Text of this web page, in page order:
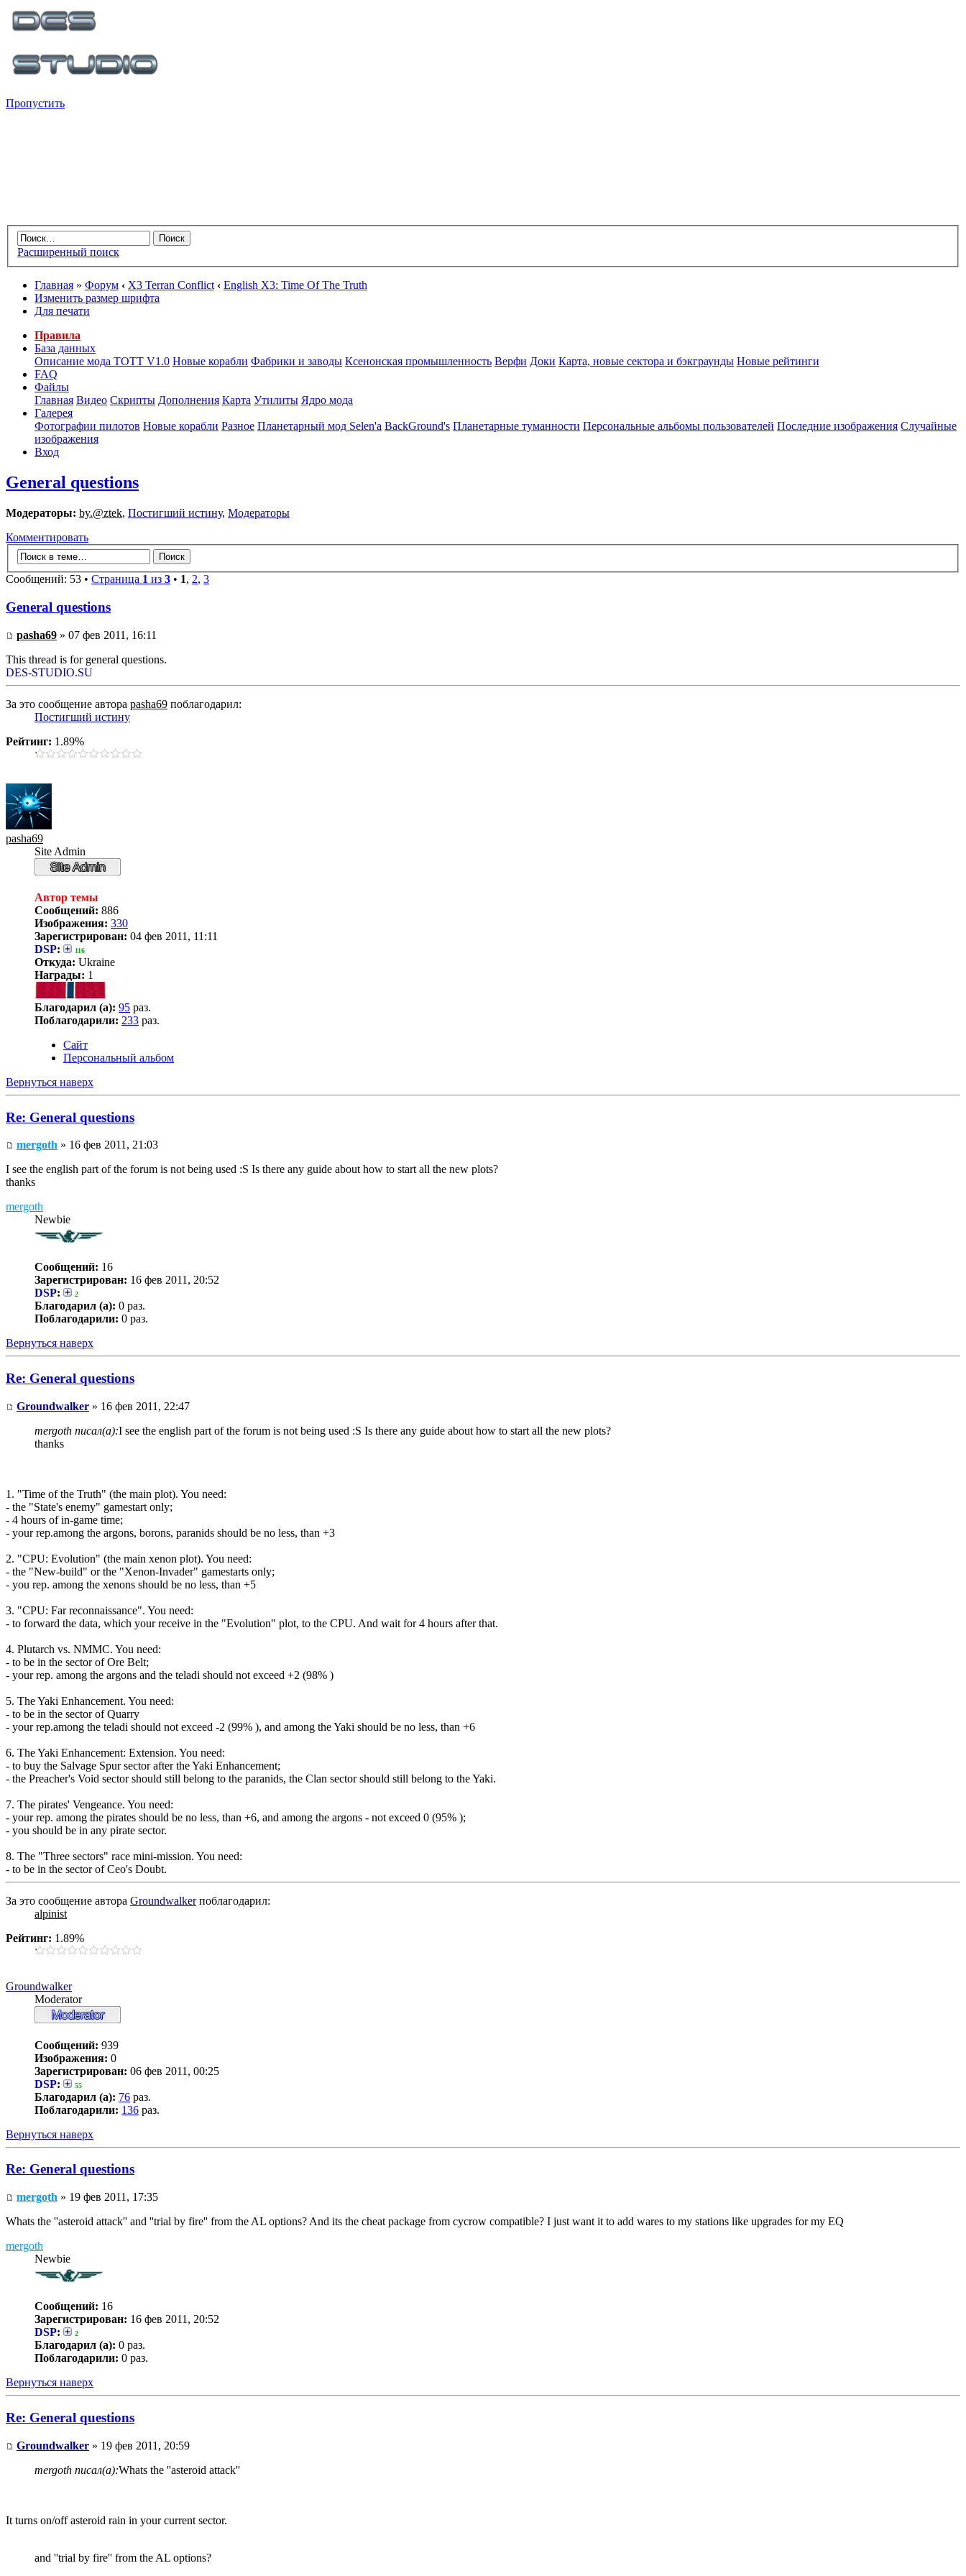
Пропустить
Расширенный поиск
Главная » Форум ‹ X3 Terran Conflict ‹ English X3: Time Of The Truth
Изменить размер шрифта
Для печати
Правила
База данных
Описание мода ТОТТ V1.0 Новые корабли Фабрики и заводы Ксенонская промышленность Верфи Доки Карта, новые сектора и бэкграунды Новые рейтинги
FAQ
Файлы
Главная Видео Скрипты Дополнения Карта Утилиты Ядро мода
Галерея
Фотографии пилотов Новые корабли Разное Планетарный мод Selen'a BackGround's Планетарные туманности Персональные альбомы пользователей Последние изображения Случайные
изображения
Вход
General questions
Модераторы: by.@ztek, Постигший истину, Модераторы
Комментировать
Сообщений: 53 • Страница 1 из 3 • 1, 2, 3
General questions
pasha69 » 07 фев 2011, 16:11
This thread is for general questions.
DES-STUDIO.SU
За это сообщение автора pasha69 поблагодарил:
Постигший истину
Рейтинг: 1.89%
pasha69
Site Admin
Автор темы
Сообщений: 886
Изображения: 330
Зарегистрирован: 04 фев 2011, 11:11
DSP: 116
Откуда: Ukraine
Награды: 1
Благодарил (а): 95 раз.
Поблагодарили: 233 раз.
Сайт
Персональный альбом
Вернуться наверх
Re: General questions
mergoth » 16 фев 2011, 21:03
I see the english part of the forum is not being used :S Is there any guide about how to start all the new plots?
thanks
mergoth
Newbie
Сообщений: 16
Зарегистрирован: 16 фев 2011, 20:52
DSP: 2
Благодарил (а): 0 раз.
Поблагодарили: 0 раз.
Вернуться наверх
Re: General questions
Groundwalker » 16 фев 2011, 22:47
mergoth писал(а):I see the english part of the forum is not being used :S Is there any guide about how to start all the new plots?
thanks
1. "Time of the Truth" (the main plot). You need:
- the "State's enemy" gamestart only;
- 4 hours of in-game time;
- your rep.among the argons, borons, paranids should be no less, than +3
2. "CPU: Evolution" (the main xenon plot). You need:
- the "New-build" or the "Xenon-Invader" gamestarts only;
- you rep. among the xenons should be no less, than +5
3. "CPU: Far reconnaissance". You need:
- to forward the data, which your receive in the "Evolution" plot, to the CPU. And wait for 4 hours after that.
4. Plutarch vs. NMMC. You need:
- to be in the sector of Ore Belt;
- your rep. among the argons and the teladi should not exceed +2 (98% )
5. The Yaki Enhancement. You need:
- to be in the sector of Quarry
- your rep.among the teladi should not exceed -2 (99% ), and among the Yaki should be no less, than +6
6. The Yaki Enhancement: Extension. You need:
- to buy the Salvage Spur sector after the Yaki Enhancement;
- the Preacher's Void sector should still belong to the paranids, the Clan sector should still belong to the Yaki.
7. The pirates' Vengeance. You need:
- your rep. among the pirates should be no less, than +6, and among the argons - not exceed 0 (95% );
- you should be in any pirate sector.
8. The "Three sectors" race mini-mission. You need:
- to be in the sector of Ceo's Doubt.
За это сообщение автора Groundwalkerпоблагодарил:
alpinist
Рейтинг: 1.89%
Groundwalker
Moderator
Сообщений: 939
Изображения: 0
Зарегистрирован: 06 фев 2011, 00:25
DSP: 55
Благодарил (а): 76 раз.
Поблагодарили: 136 раз.
Вернуться наверх
Re: General questions
mergoth » 19 фев 2011, 17:35
Whats the ''asteroid attack'' and ''trial by fire'' from the AL options? And its the cheat package from cycrow compatible? I just want it to add wares to my stations like upgrades for my EQ
mergoth
Newbie
Сообщений: 16
Зарегистрирован: 16 фев 2011, 20:52
DSP: 2
Благодарил (а): 0 раз.
Поблагодарили: 0 раз.
Вернуться наверх
Re: General questions
Groundwalker » 19 фев 2011, 20:59
mergoth писал(а):Whats the ''asteroid attack''
It turns on/off asteroid rain in your current sector.
and ''trial by fire'' from the AL options?